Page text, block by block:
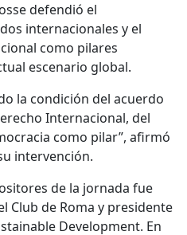
defendió el
internacionales y el
como pilares
escenario global.
la condición del acuerdo
Internacional, del
como pilar”, afirmó
intervención.
de la jornada fue
Club de Roma y presidente
Development. En